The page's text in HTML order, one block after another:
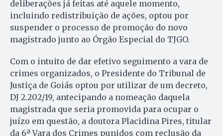
deliberações já feitas até aquele momento,
incluindo redistribuição de ações, optou por
suspender o processo de promoção do novo
magistrado junto ao Órgão Especial do TJGO.
Com o intuito de dar efetivo seguimento a vara de
crimes organizados, o Presidente do Tribunal de
Justiça de Goiás optou por utilizar de um decreto,
DJ 2.202/19, antecipando a nomeação daquela
magistrada que seria promovida para ocupar o
juízo em questão, a doutora Placidina Pires, titular
da 6ª Vara dos Crimes punidos com reclusão da